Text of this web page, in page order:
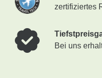
zertifiziertes
Bei uns